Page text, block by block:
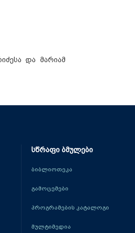
და მარიამ
სწრაფი ბმულები
ბიბლიოთეკა
გამოცემები
პროგრამების კატალოგი
მულტიმედია